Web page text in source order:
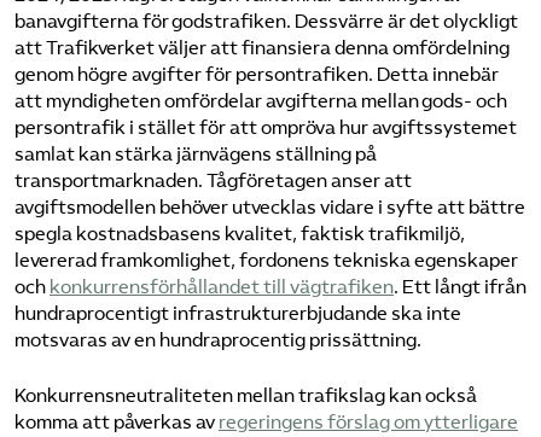
banavgifterna för godstrafiken. Dessvärre är det olyckligt
att Trafikverket väljer att finansiera denna omfördelning
genom högre avgifter för persontrafiken. Detta innebär
att myndigheten omfördelar avgifterna mellan gods- och
persontrafik i stället för att ompröva hur avgiftssystemet
samlat kan stärka järnvägens ställning på
transportmarknaden. Tågföretagen anser att
avgiftsmodellen behöver utvecklas vidare i syfte att bättre
spegla kostnadsbasens kvalitet, faktisk trafikmiljö,
levererad framkomlighet, fordonens tekniska egenskaper
och konkurrensförhållandet till vägtrafiken. Ett långt ifrån
hundraprocentigt infrastrukturerbjudande ska inte
motsvaras av en hundraprocentig prissättning.
Konkurrensneutraliteten mellan trafikslag kan också
komma att påverkas av regeringens förslag om ytterligare